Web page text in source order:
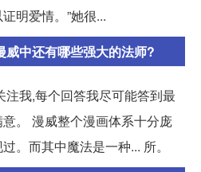
明爱情。”她很...
威中还有哪些强大的法师?
注我,每个回答我尽可能答到最
。 漫威整个漫画体系十分庞
。而其中魔法是一种... 所。